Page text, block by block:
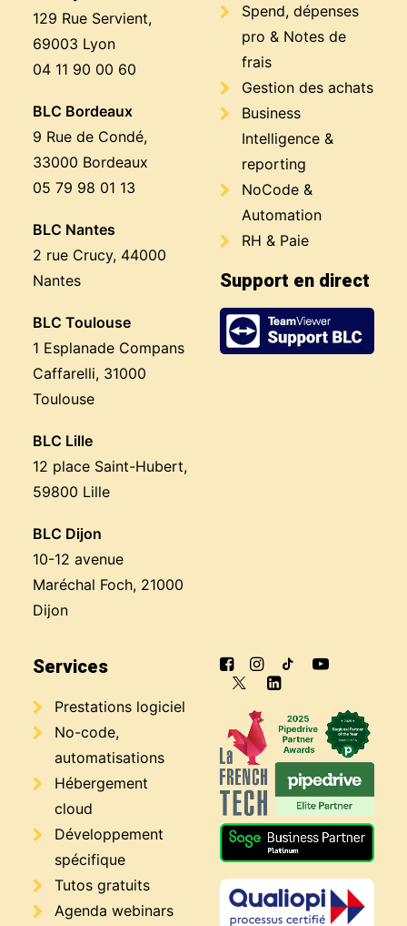
129 Rue Servient,
69003 Lyon
04 11 90 00 60
BLC Bordeaux
9 Rue de Condé,
33000 Bordeaux
05 79 98 01 13
BLC Nantes
2 rue Crucy, 44000
Nantes
BLC Toulouse
1 Esplanade Compans
Caffarelli, 31000
Toulouse
BLC Lille
12 place Saint-Hubert,
59800 Lille
BLC Dijon
10-12 avenue
Maréchal Foch, 21000
Dijon
Spend, dépenses
pro & Notes de
frais
Gestion des achats
Business
Intelligence &
reporting
NoCode &
Automation
RH & Paie
Support en direct
Services
Prestations logiciel
No-code,
automatisations
Hébergement
cloud
Développement
spécifique
Tutos gratuits
Agenda webinars